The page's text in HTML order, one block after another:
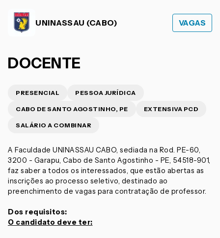
UNINASSAU (CABO) VAGAS
DOCENTE
PRESENCIAL PESSOA JURÍDICA
CABO DE SANTO AGOSTINHO, PE EXTENSIVA PCD
SALÁRIO A COMBINAR
A Faculdade UNINASSAU CABO, sediada na Rod. PE-60,
3200 - Garapu, Cabo de Santo Agostinho - PE, 54518-901,
faz saber a todos os interessados, que estão abertas as
inscrições ao processo seletivo, destinado ao
preenchimento de vagas para contratação de professor.
Dos requisitos:
O candidato deve ter: